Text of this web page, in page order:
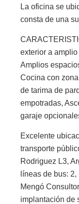
La oficina se
consta de una
exterior a
Amplios
Cocina con
de tarima de
empotradas,
garaje
Excelente
transporte
Rodriguez L3,
líneas de bus:
Mengó
implantación de